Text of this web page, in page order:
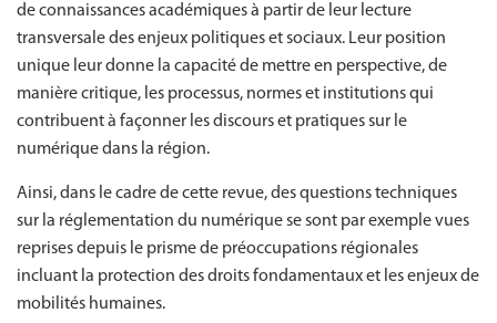
de connaissances académiques à partir de leur lecture
transversale des enjeux politiques et sociaux. Leur position
unique leur donne la capacité de mettre en perspective, de
manière critique, les processus, normes et institutions qui
contribuent à façonner les discours et pratiques sur le
numérique dans la région.
Ainsi, dans le cadre de cette revue, des questions techniques
sur la réglementation du numérique se sont par exemple vues
reprises depuis le prisme de préoccupations régionales
incluant la protection des droits fondamentaux et les enjeux de
mobilités humaines.